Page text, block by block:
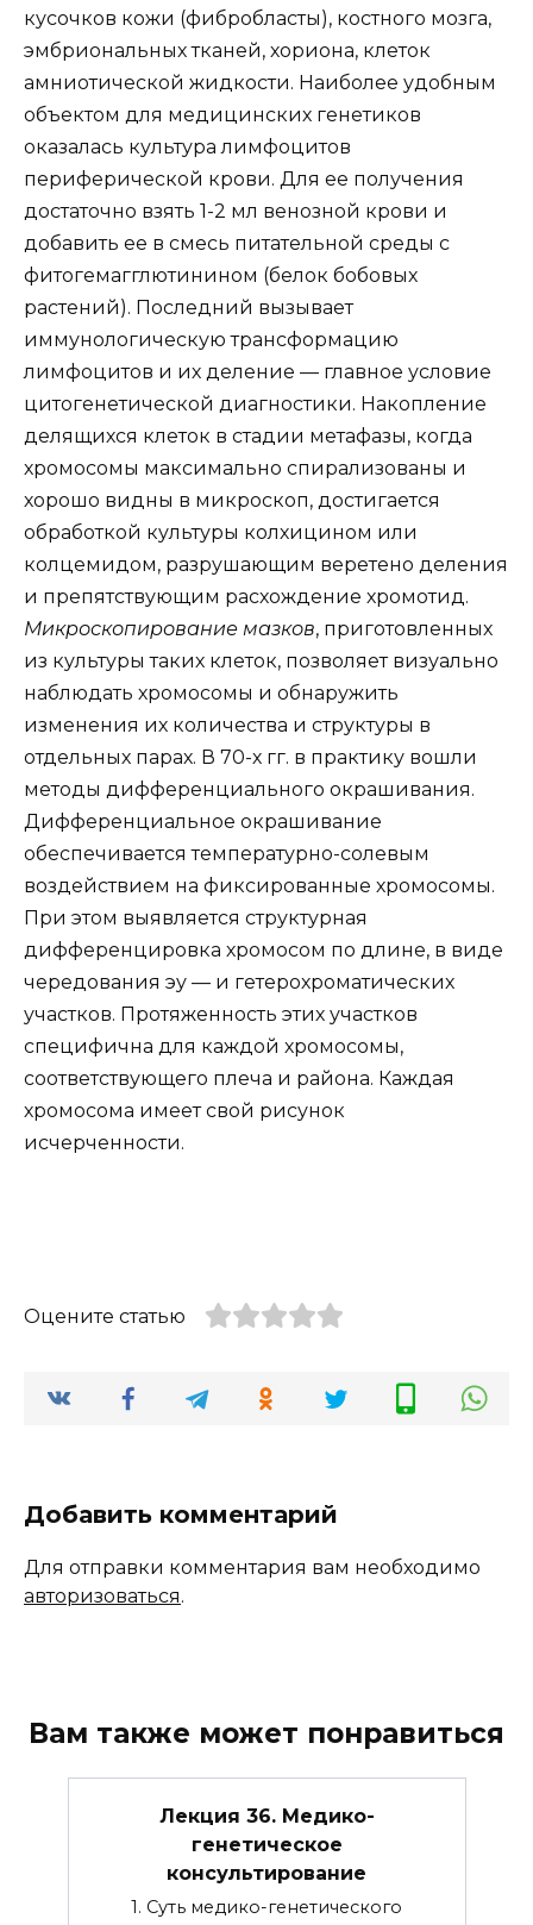
кусочков кожи (фибробласты), костного мозга,
эмбриональных тканей, хориона, клеток
амниотической жидкости. Наиболее удобным
объектом для медицинских генетиков
оказалась культура лимфоцитов
периферической крови. Для ее получения
достаточно взять 1-2 мл венозной крови и
добавить ее в смесь питательной среды с
фитогемагглютинином (белок бобовых
растений). Последний вызывает
иммунологическую трансформацию
лимфоцитов и их деление — главное условие
цитогенетической диагностики. Накопление
делящихся клеток в стадии метафазы, когда
хромосомы максимально спирализованы и
хорошо видны в микроскоп, достигается
обработкой культуры колхицином или
колцемидом, разрушающим веретено деления
и препятствующим расхождение хромотид.
Микроскопирование мазков, приготовленных
из культуры таких клеток, позволяет визуально
наблюдать хромосомы и обнаружить
изменения их количества и структуры в
отдельных парах. В 70-х гг. в практику вошли
методы дифференциального окрашивания.
Дифференциальное окрашивание
обеспечивается температурно-солевым
воздействием на фиксированные хромосомы.
При этом выявляется структурная
дифференцировка хромосом по длине, в виде
чередования эу — и гетерохроматических
участков. Протяженность этих участков
специфична для каждой хромосомы,
соответствующего плеча и района. Каждая
хромосома имеет свой рисунок
исчерченности.
Оцените статью
Добавить комментарий
Для отправки комментария вам необходимо
авторизоваться.
Вам также может понравиться
Лекция 36. Медико-
генетическое
консультирование
1. Суть медико-генетического